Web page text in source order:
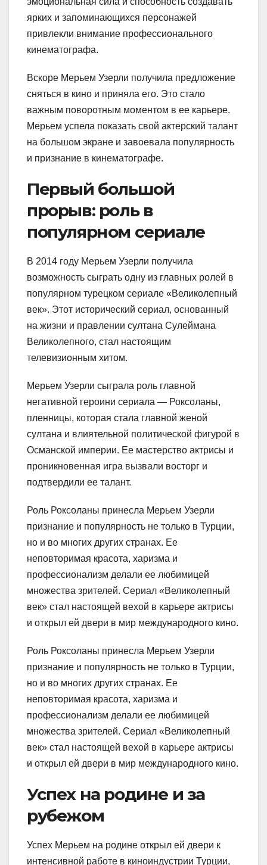
ярких и запоминающихся персонажей
привлекли внимание профессионального
кинематографа.
Вскоре Мерьем Узерли получила предложение
сняться в кино и приняла его. Это стало
важным поворотным моментом в ее карьере.
Мерьем успела показать свой актерский талант
на большом экране и завоевала популярность
и признание в кинематографе.
Первый большой
прорыв: роль в
популярном сериале
В 2014 году Мерьем Узерли получила
возможность сыграть одну из главных ролей в
популярном турецком сериале «Великолепный
век». Этот исторический сериал, основанный
на жизни и правлении султана Сулеймана
Великолепного, стал настоящим
телевизионным хитом.
Мерьем Узерли сыграла роль главной
негативной героини сериала — Роксоланы,
пленницы, которая стала главной женой
султана и влиятельной политической фигурой в
Османской империи. Ее мастерство актрисы и
проникновенная игра вызвали восторг и
подтвердили ее талант.
Роль Роксоланы принесла Мерьем Узерли
признание и популярность не только в Турции,
но и во многих других странах. Ее
неповторимая красота, харизма и
профессионализм делали ее любимицей
множества зрителей. Сериал «Великолепный
век» стал настоящей вехой в карьере актрисы
и открыл ей двери в мир международного кино.
Роль Роксоланы принесла Мерьем Узерли
признание и популярность не только в Турции,
но и во многих других странах. Ее
неповторимая красота, харизма и
профессионализм делали ее любимицей
множества зрителей. Сериал «Великолепный
век» стал настоящей вехой в карьере актрисы
и открыл ей двери в мир международного кино.
Успех на родине и за
рубежом
Успех Мерьем на родине открыл ей двери к
интенсивной работе в киноиндустрии Турции,